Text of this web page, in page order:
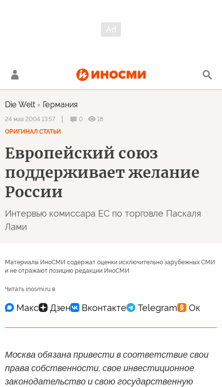
Die Welt Германия
24 мая 2004 13:57 0
18
ОРИГИНАЛ СТАТЬИ
Европейский союз
поддерживает желание
России
Интервью комиссара ЕС по торговле Паскаля
Лами
Материалы ИноСМИ содержат оценки исключительно зарубежных СМИ
и не отражают позицию редакции ИноСМИ
Читать inosmi.ru в
Москва обязана привести в соответствие свои
права собственности, свое инвестиционное
законодательство и свою государственную